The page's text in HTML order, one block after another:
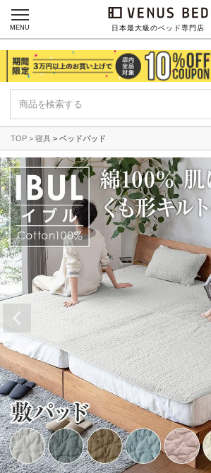
日本最大級のベッド専門店
MENU
TOP 寝具 ベッドパッド